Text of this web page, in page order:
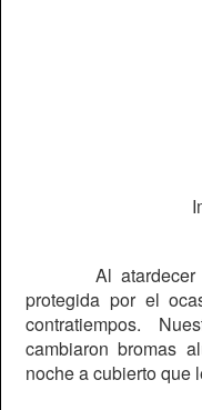
Al
protegida por el
contratiempos.
cambiaron bromas
noche a cubierto que